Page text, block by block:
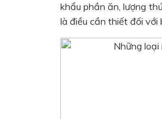
khẩu phần ăn, lượng
là điều cần thiết đối với